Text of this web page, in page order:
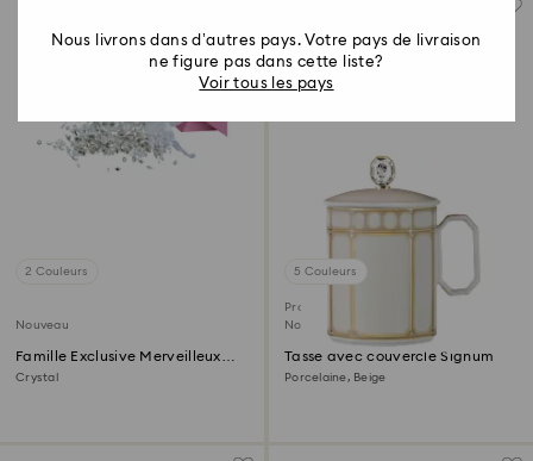
2 Couleurs
Nouveau
Famille Exclusive Merveilleux
Écrin
Crystal
5 Couleurs
Produit exclusif SCS
Nouveau
Tasse avec couvercle Signum
Porcelaine, Beige
Nous livrons dans d’autres pays. Votre pays de livraison
ne figure pas dans cette liste?
Voir tous les pays